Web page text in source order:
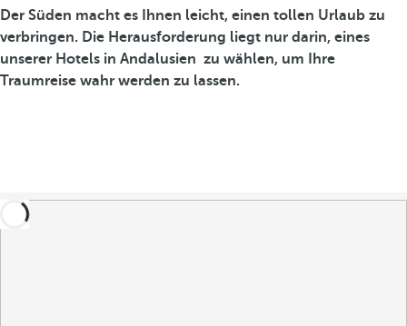
Der Süden macht es Ihnen leicht, einen tollen Urlaub zu
verbringen. Die Herausforderung liegt nur darin, eines
unserer Hotels in Andalusien zu wählen, um Ihre
Traumreise wahr werden zu lassen.